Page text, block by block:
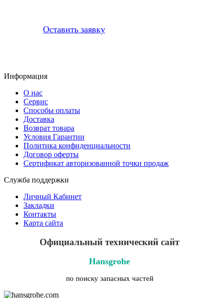
Оставить заявку
Информация
О нас
Сервис
Способы оплаты
Доставка
Возврат товара
Условия Гарантии
Политика конфиденциальности
Договор оферты
Сертификат авторизованной точки продаж
Служба поддержки
Личный Кабинет
Закладки
Контакты
Карта сайта
Официальный технический сайт
Hansgrohe
по поиску запасных частей